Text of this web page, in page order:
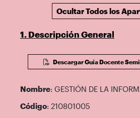
Ocultar Todos los
1. Descripción General
Descargar Guía Docente
Nombre: GESTIÓN DE LA
Código: 210801005